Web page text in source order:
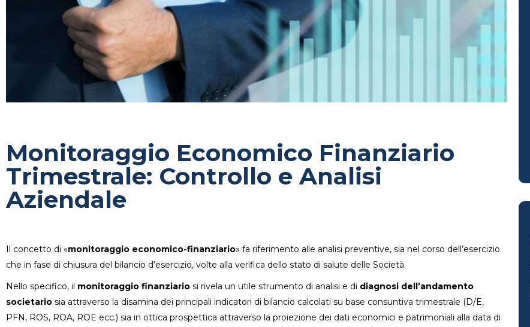
Monitoraggio Economico Finanziario
Trimestrale: Controllo e Analisi
Aziendale
Il concetto di «monitoraggio economico-finanziario» fa riferimento alle analisi preventive, sia nel corso dell’esercizio
che in fase di chiusura del bilancio d’esercizio, volte alla verifica dello stato di salute delle Società.
Nello specifico, il monitoraggio finanziario si rivela un utile strumento di analisi e di diagnosi dell’andamento
societario sia attraverso la disamina dei principali indicatori di bilancio calcolati su base consuntiva trimestrale (D/E,
PFN, ROS, ROA, ROE ecc.) sia in ottica prospettica attraverso la proiezione dei dati economici e patrimoniali alla data di